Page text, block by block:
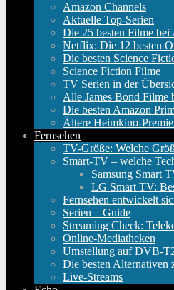
Amazon Channels
Aktuelle Top-Serien
Die 25 besten Filme bei
Netflix: Die 12 besten
Die besten Science
Science Fiction Filme
TV Serien in der
Alle James Bond Filme
Die besten Amazon
Ältere Heimkino-
Fernsehen
TV-Größe: Welche
Smart-TV – welche
Samsung Smart
LG Smart TV:
Fernsehen entwickelt
Serien – Guide
Streaming Check:
Online-Mediatheken
Umstellung auf DVB-
Die besten
Live-Streams